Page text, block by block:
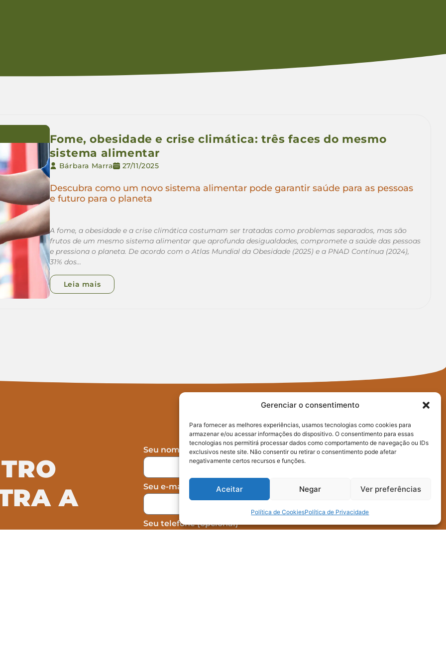
Gerenciar o consentimento
Para fornecer as melhores experiências, usamos tecnologias como cookies para
armazenar e/ou acessar informações do dispositivo. O consentimento para essas
tecnologias nos permitirá processar dados como comportamento de navegação ou IDs
exclusivos neste site. Não consentir ou retirar o consentimento pode afetar
negativamente certos recursos e funções.
Aceitar Negar Ver preferências
Política de CookiesPolítica de Privacidade
Fome, obesidade e crise climática: três faces do mesmo
sistema alimentar
Bárbara Marra 27/11/2025
Descubra como um novo sistema alimentar pode garantir saúde para as pessoas
e futuro para o planeta
A fome, a obesidade e a crise climática costumam ser tratadas como problemas separados, mas são
frutos de um mesmo sistema alimentar que aprofunda desigualdades, compromete a saúde das pessoas
e pressiona o planeta. De acordo com o Atlas Mundial da Obesidade (2025) e a PNAD Contínua (2024),
31% dos…
Leia mais
A
Seu nome
Seu e-mail
Seu telefone (opcional)